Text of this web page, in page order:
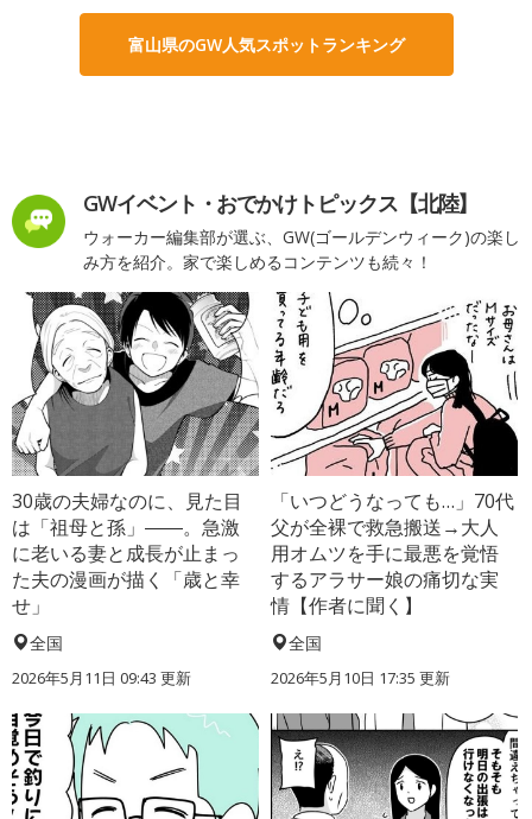
富山県のGW人気スポットランキング
GWイベント・おでかけトピックス【北陸】
ウォーカー編集部が選ぶ、GW(ゴールデンウィーク)の楽し
み方を紹介。家で楽しめるコンテンツも続々！
30歳の夫婦なのに、見た目
は「祖母と孫」――。急激
に老いる妻と成長が止まっ
た夫の漫画が描く「歳と幸
せ」
全国
2026年5月11日 09:43 更新
「いつどうなっても…」70代
父が全裸で救急搬送→大人
用オムツを手に最悪を覚悟
するアラサー娘の痛切な実
情【作者に聞く】
全国
2026年5月10日 17:35 更新